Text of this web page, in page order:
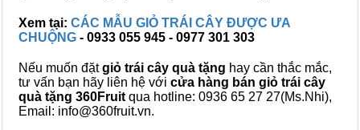
Xem tại: CÁC MẪU GIỎ TRÁI CÂY ĐƯỢC ƯA
CHUỘNG - 0933 055 945 - 0977 301 303
Nếu muốn đặtgiỏ trái cây quà tặng hay cần thắc mắc,
tư vấn bạn hãy liên hệ với cửa hàng bán giỏ trái cây
quà tặng 360Fruit qua hotline: 0936 65 27 27(Ms.Nhi),
Email: info@360fruit.vn.